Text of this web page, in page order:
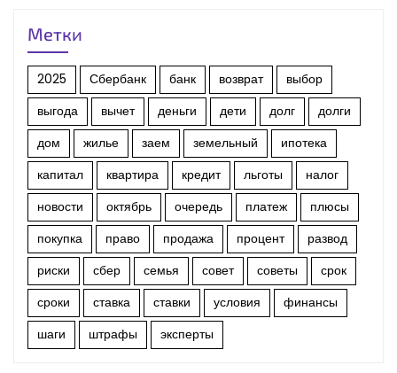
Метки
2025 Сбербанк банк возврат
выбор
выгода
вычет деньги дети долг
долги
дом
жилье заем земельный
ипотека
капитал
квартира кредит льготы
налог
новости
октябрь очередь платеж
плюсы
покупка
право продажа процент
развод
риски
сбер семья совет советы
срок
сроки
ставка ставки условия
финансы
шаги
штрафы эксперты